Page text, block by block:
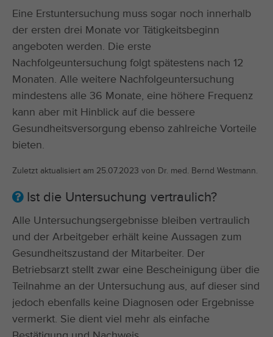
Eine Erstuntersuchung muss sogar noch innerhalb
der ersten drei Monate vor Tätigkeitsbeginn
angeboten werden. Die erste
Nachfolgeuntersuchung folgt spätestens nach 12
Monaten. Alle weitere Nachfolgeuntersuchung
mindestens alle 36 Monate, eine höhere Frequenz
kann aber mit Hinblick auf die bessere
Gesundheitsversorgung ebenso zahlreiche Vorteile
bieten.
Zuletzt aktualisiert am 25.07.2023 von Dr. med. Bernd Westmann.
Ist die Untersuchung vertraulich?
Alle Untersuchungsergebnisse bleiben vertraulich
und der Arbeitgeber erhält keine Aussagen zum
Gesundheitszustand der Mitarbeiter. Der
Betriebsarzt stellt zwar eine Bescheinigung über die
Teilnahme an der Untersuchung aus, auf dieser sind
jedoch ebenfalls keine Diagnosen oder Ergebnisse
vermerkt. Sie dient viel mehr als einfache